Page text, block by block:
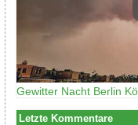
Gewitter Nacht Berlin
Letzte Kommentare